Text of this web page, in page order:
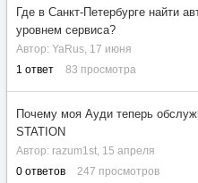
Где в Санкт-Петербурге найти
уровнем сервиса?
Автор: YaRus, 17 июня
1 ответ 83 просмотра
Почему моя Ауди теперь
STATION
Автор: razum1st, 15 апреля
0 ответов 247 просмотров